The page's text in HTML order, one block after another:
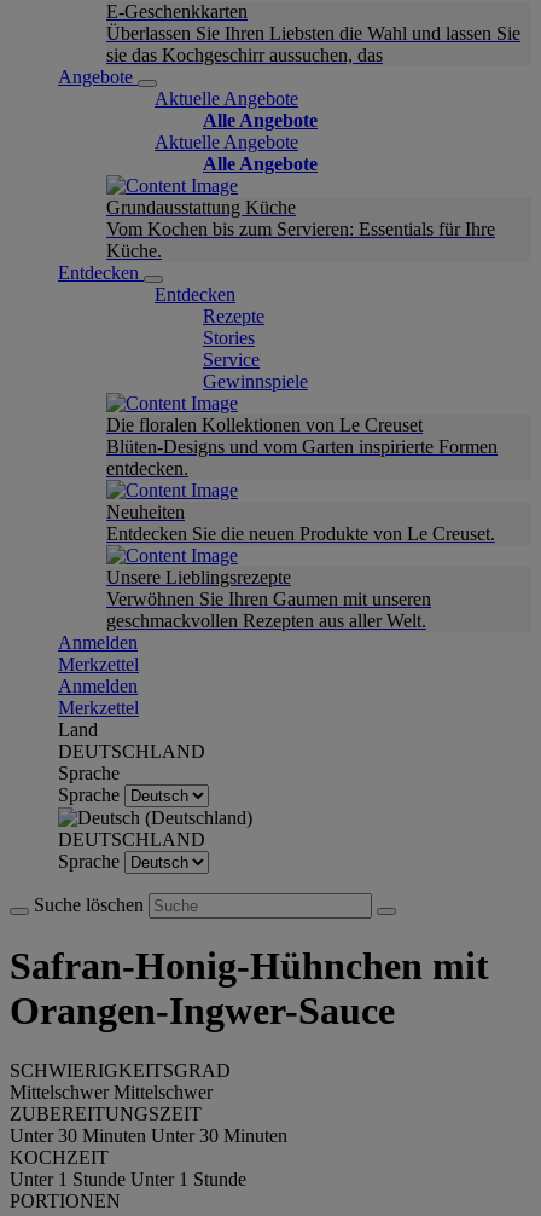
E-Geschenkkarten
Überlassen Sie Ihren Liebsten die Wahl und lassen Sie
sie das Kochgeschirr aussuchen, das
Angebote
Aktuelle Angebote
Alle Angebote
Aktuelle Angebote
Alle Angebote
Grundausstattung Küche
Vom Kochen bis zum Servieren: Essentials für Ihre
Küche.
Entdecken
Entdecken
Rezepte
Stories
Service
Gewinnspiele
Die floralen Kollektionen von Le Creuset
Blüten-Designs und vom Garten inspirierte Formen
entdecken.
Neuheiten
Entdecken Sie die neuen Produkte von Le Creuset.
Unsere Lieblingsrezepte
Verwöhnen Sie Ihren Gaumen mit unseren
geschmackvollen Rezepten aus aller Welt.
Anmelden
Merkzettel
Anmelden
Merkzettel
Land
DEUTSCHLAND
Sprache
Sprache
DEUTSCHLAND
Sprache
Suche löschen
Safran-Honig-Hühnchen mit
Orangen-Ingwer-Sauce
SCHWIERIGKEITSGRAD
Mittelschwer Mittelschwer
ZUBEREITUNGSZEIT
Unter 30 Minuten Unter 30 Minuten
KOCHZEIT
Unter 1 Stunde Unter 1 Stunde
PORTIONEN